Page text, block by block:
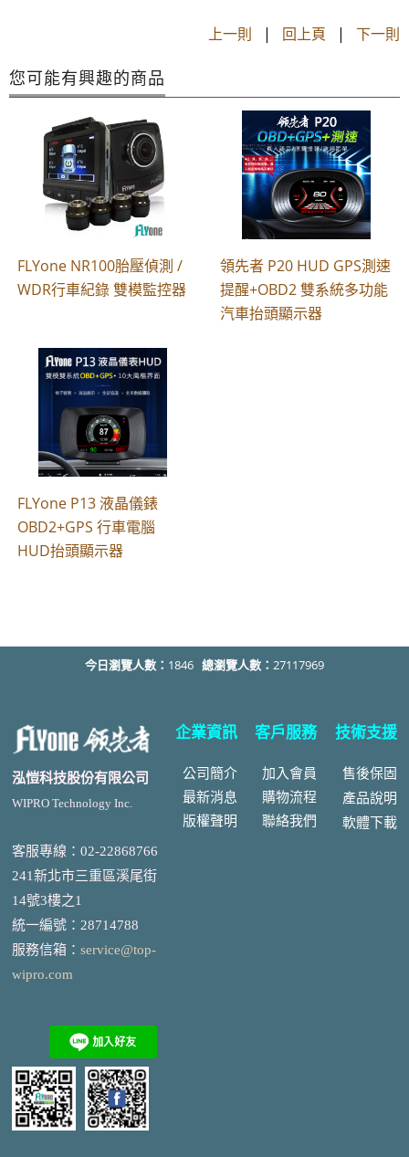
上一則 | 回上頁 | 下一則
您可能有興趣的商品
FLYone NR100胎壓偵測 /
WDR行車紀錄 雙模監控器
領先者 P20 HUD GPS測速
提醒+OBD2 雙系統多功能
汽車抬頭顯示器
FLYone P13 液晶儀錶
OBD2+GPS 行車電腦
HUD抬頭顯示器
今日瀏覽人數： 1846 總瀏覽人數： 27117969
泓愷科技股份有限公司
WIPRO Technology Inc.
客服專線：02-22868766
241新北市三重區溪尾街
14號3樓之1
統一編號 ： 28714788
服務信箱： service@top-
wipro.com
企業資訊
公司簡介
最新消息
版權聲明
客戶服務
加入會員
購物流程
聯絡我們
技術支援
售後保固
產品說明
軟體下載